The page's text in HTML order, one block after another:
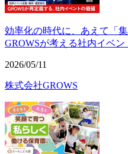
効率化の時代に、あえて「
GROWSが考える社内イベ
2026/05/11
株式会社GROWS